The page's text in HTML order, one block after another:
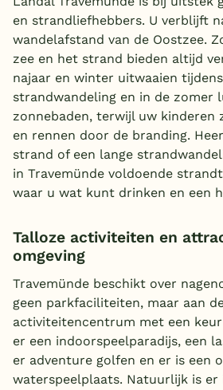
en strandliefhebbers. U verblijft
wandelafstand van de Oostzee.
zee en het strand bieden altijd
najaar en winter uitwaaien
strandwandeling en in de zomer
zonnebaden, terwijl uw kinderen
en rennen door de branding.
strand of een lange
in Travemünde voldoende
waar u wat kunt drinken en een
Talloze activiteiten en
omgeving
Travemünde beschikt over
geen parkfaciliteiten, maar aan
activiteitencentrum met een keur
er een indoorspeelparadijs, een
er adventure golfen en er is een
waterspeelplaats. Natuurlijk is er